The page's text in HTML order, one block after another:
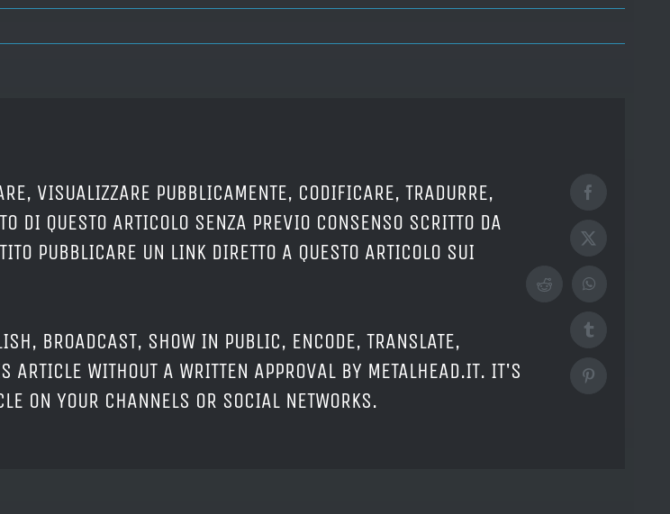
VISUALIZZARE PUBBLICAMENTE, CODIFICARE, TRADURRE,
DI QUESTO ARTICOLO SENZA PREVIO CONSENSO SCRITTO DA
PUBBLICARE UN LINK DIRETTO A QUESTO ARTICOLO SUI
BROADCAST, SHOW IN PUBLIC, ENCODE, TRANSLATE,
ARTICLE WITHOUT A WRITTEN APPROVAL BY METALHEAD.IT. IT'S
ON YOUR CHANNELS OR SOCIAL NETWORKS.
Facebook
X
RedditWhatsApp
Tumblr
Pinterest